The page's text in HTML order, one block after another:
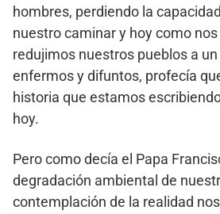
hombres, perdiendo la
nuestro caminar y hoy como
redujimos nuestros pueblos a
enfermos y difuntos, profecía
historia que estamos
hoy.
Pero como decía el Papa
degradación ambiental de
contemplación de la realidad